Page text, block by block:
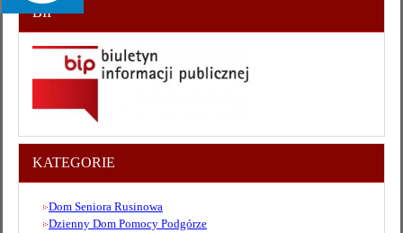
BIP
KATEGORIE
Dom Seniora Rusinowa
Dzienny Dom Pomocy Podgórze